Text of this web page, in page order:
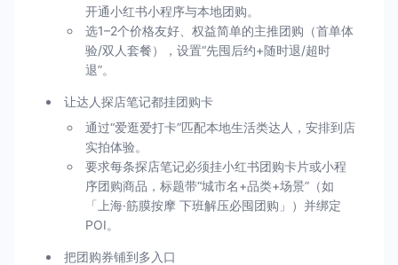
开通小红书小程序与本地团购。
选1–2个价格友好、权益简单的主推团购（首单体
验/双人套餐），设置“先囤后约+随时退/超时
退”。
让达人探店笔记都挂团购卡
通过“爱逛爱打卡”匹配本地生活类达人，安排到店
实拍体验。
要求每条探店笔记必须挂小红书团购卡片或小程
序团购商品，标题带“城市名+品类+场景”（如
「上海·筋膜按摩 下班解压必囤团购」）并绑定
POI。
把团购券铺到多入口